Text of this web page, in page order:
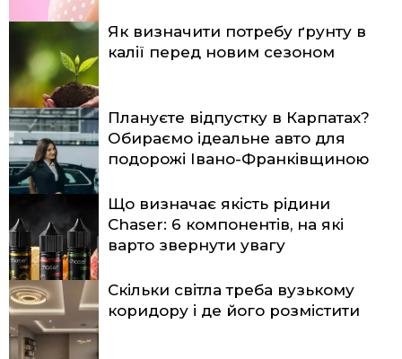
Як визначити потребу ґрунту в
калії перед новим сезоном
Плануєте відпустку в Карпатах?
Обираємо ідеальне авто для
подорожі Івано-Франківщиною
Що визначає якість рідини
Chaser: 6 компонентів, на які
варто звернути увагу
Скільки світла треба вузькому
коридору і де його розмістити